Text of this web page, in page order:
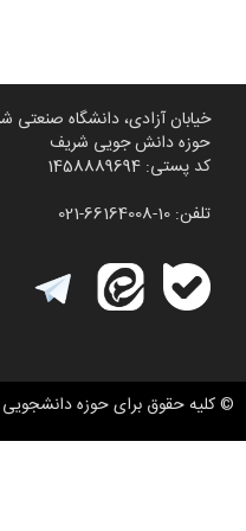
حوزه دانش جویی شریف
کد پستی: 1458889694
تلفن: 10-66164008-021
© کلیه حقوق برای حوزه